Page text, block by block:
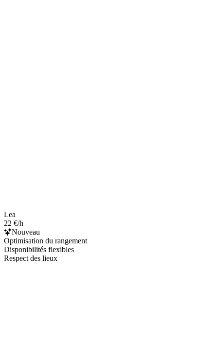
Lea
22 €/h
Nouveau
Optimisation du rangement
Disponibilités flexibles
Respect des lieux